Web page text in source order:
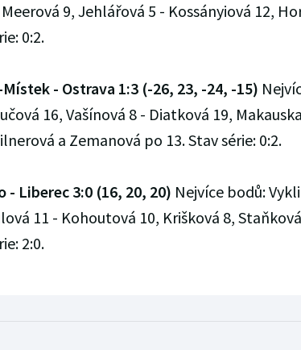
9, Jehlářová 5 - Kossányiová 12,
0:2.
- Ostrava 1:3 (-26, 23, -24, -15)
16, Vašínová 8 - Diatková 19,
a Zemanová po 13. Stav série: 0:2.
- Liberec 3:0 (16, 20, 20) Nejvíce bodů:
11 - Kohoutová 10, Krišková 8,
2:0.